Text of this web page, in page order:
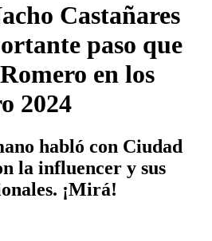
Castañares
paso que
en los
2024
habló con Ciudad
la influencer y sus
¡Mirá!